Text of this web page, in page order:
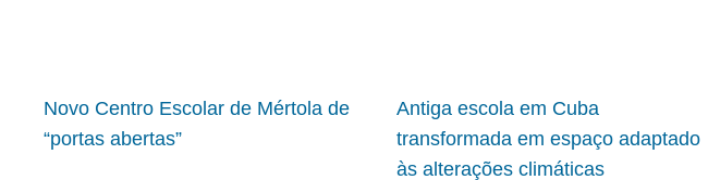
Novo Centro Escolar de Mértola de
“portas abertas”
Antiga escola em Cuba
transformada em espaço adaptado
às alterações climáticas